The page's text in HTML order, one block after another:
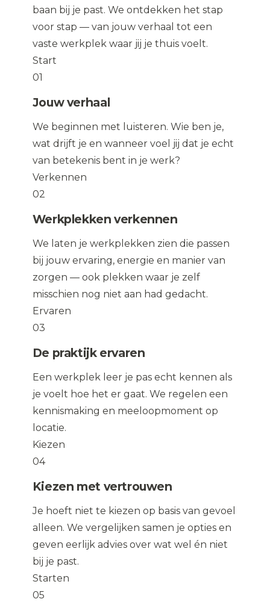
baan bij je past. We ontdekken het stap
voor stap — van jouw verhaal tot een
vaste werkplek waar jij je thuis voelt.
Start
01
Jouw verhaal
We beginnen met luisteren. Wie ben je,
wat drijft je en wanneer voel jij dat je echt
van betekenis bent in je werk?
Verkennen
02
Werkplekken verkennen
We laten je werkplekken zien die passen
bij jouw ervaring, energie en manier van
zorgen — ook plekken waar je zelf
misschien nog niet aan had gedacht.
Ervaren
03
De praktijk ervaren
Een werkplek leer je pas echt kennen als
je voelt hoe het er gaat. We regelen een
kennismaking en meeloopmoment op
locatie.
Kiezen
04
Kiezen met vertrouwen
Je hoeft niet te kiezen op basis van gevoel
alleen. We vergelijken samen je opties en
geven eerlijk advies over wat wel én niet
bij je past.
Starten
05